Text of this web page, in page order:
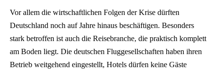
Vor allem die wirtschaftlichen Folgen der Krise dürften
Deutschland noch auf Jahre hinaus beschäftigen. Besonders
stark betroffen ist auch die Reisebranche, die praktisch komplett
am Boden liegt. Die deutschen Fluggesellschaften haben ihren
Betrieb weitgehend eingestellt, Hotels dürfen keine Gäste